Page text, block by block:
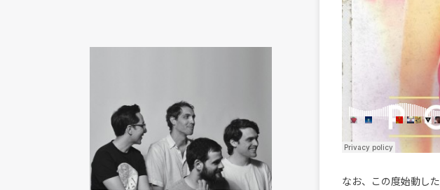
なお、この度始動した